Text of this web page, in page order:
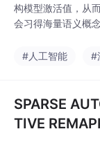
构模型激活值，从
会习得海量语义概
特性研究一直存在
#人工智能 #
SPARSE
TIVE